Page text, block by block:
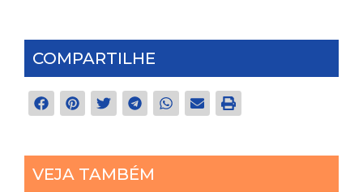
COMPARTILHE
VEJA TAMBÉM